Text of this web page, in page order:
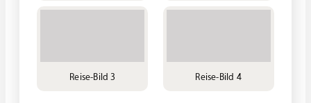
Reise-Bild 3 Reise-Bild 4